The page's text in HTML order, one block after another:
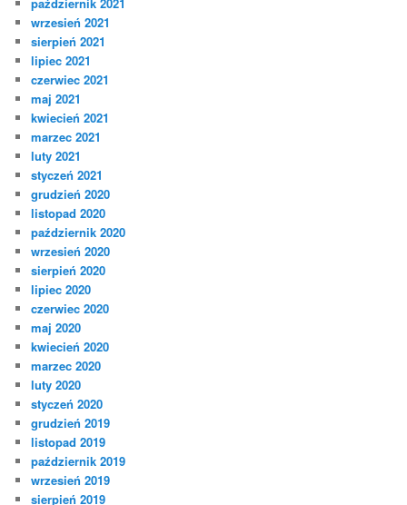
wrzesień 2021
sierpień 2021
lipiec 2021
czerwiec 2021
maj 2021
kwiecień 2021
marzec 2021
luty 2021
styczeń 2021
grudzień 2020
listopad 2020
październik 2020
wrzesień 2020
sierpień 2020
lipiec 2020
czerwiec 2020
maj 2020
kwiecień 2020
marzec 2020
luty 2020
styczeń 2020
grudzień 2019
listopad 2019
październik 2019
wrzesień 2019
sierpień 2019